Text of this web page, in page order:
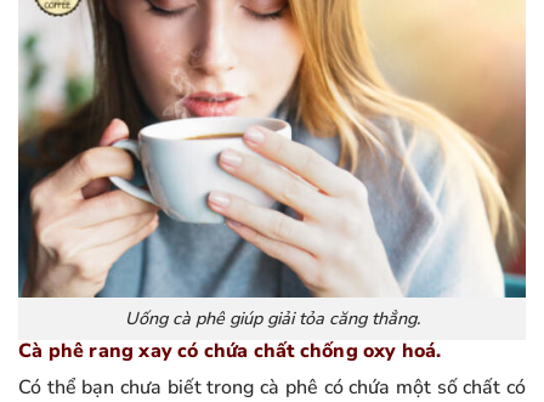
Uống cà phê giúp giải tỏa căng thẳng.
Cà phê rang xay có chứa chất chống oxy hoá.
Có thể bạn chưa biết trong cà phê có chứa một số chất có